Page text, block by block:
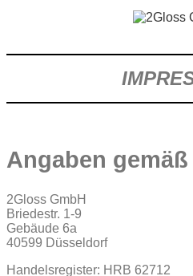
Angaben gemäß
2Gloss GmbH
Briedestr. 1-9
Gebäude 6a
40599 Düsseldorf
Handelsregister: HRB 62712